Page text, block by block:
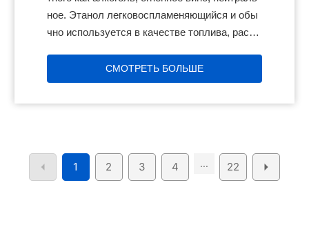
ное. Этанол легковоспламеняющийся и обы
чно используется в качестве топлива, раств
также используется в органическом синтезе.
СМОТРЕТЬ БОЛЬШЕ
1 2 3 4 ... 22